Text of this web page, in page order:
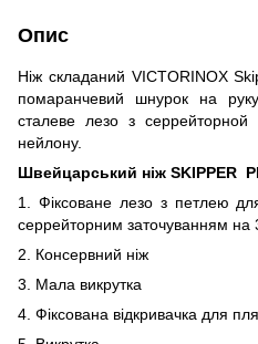
Опис
Ніж складаний VICTORINOX
помаранчевий шнурок на
сталеве лезо з серрейторной
нейлону.
Швейцарський ніж SKIPPER
1. Фіксоване лезо з петлею
серрейторним заточуванням на
2. Консервний ніж
3. Мала викрутка
4. Фіксована відкривачка для